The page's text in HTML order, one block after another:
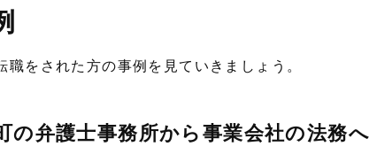
をされた方の事例を見ていきましょう。
の弁護士事務所から事業会社の法務へ